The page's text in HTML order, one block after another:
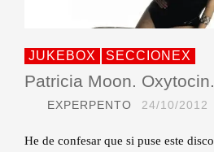
JUKEBOX SECCIONEX
Patricia Moon. Oxytocin.
EXPERPENTO 24/10/2012
He de confesar que si puse este